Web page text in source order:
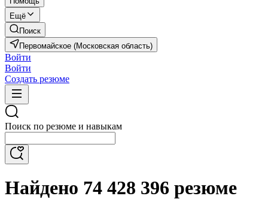
Ещё
Поиск
Первомайское (Московская область)
Войти
Войти
Создать резюме
Поиск по резюме и навыкам
Найдено 74 428 396 резюме